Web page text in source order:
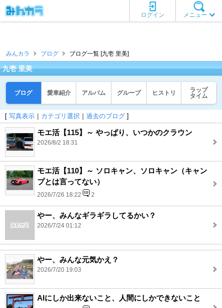
メニュー
ログイン
みんカラ ブログ ブログ一覧 [九壱 里美]
九壱 里美
ブログ 愛車紹介 アルバム グループ ヒストリ
ラップ
タイム
[ 写真表示 ｜ カテゴリ選択 ｜ 過去のブログ ]
モエ活【115】～ やっぱり、いつかのクラウン
2026/8/2 18:31
モエ活【110】～ ソロキャン、ソロキャン（キャン
プとは言ってない）
2026/7/26 18:22 2
やー、みんなギラギラしてるかい？
2026/7/24 01:12
やー、みんな元気かえ？
2026/7/20 19:03
AIにしか出来ないこと、人間にしかできないこと